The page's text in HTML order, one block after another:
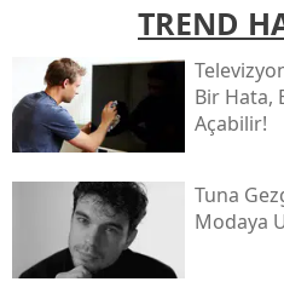
TREND
Bir Hata,
Açabilir!
Tuna
Modaya